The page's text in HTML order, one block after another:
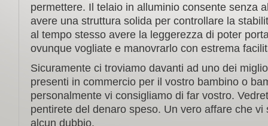
permettere. Il telaio in alluminio consente senza
avere una struttura solida per controllare la
al tempo stesso avere la leggerezza di poter
ovunque vogliate e manovrarlo con estrema
Sicuramente ci troviamo davanti ad uno dei
presenti in commercio per il vostro bambino o
personalmente vi consigliamo di far vostro.
pentirete del denaro speso. Un vero affare che vi
alcun dubbio.